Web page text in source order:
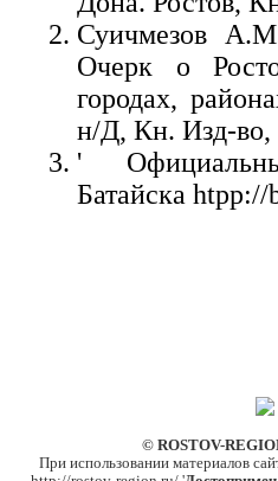
Суичмезов
Очерк о
городах,
н/Д, Кн. Изд-во,
'
Батайска htpp://
© ROSTOV-
При использовании материалов